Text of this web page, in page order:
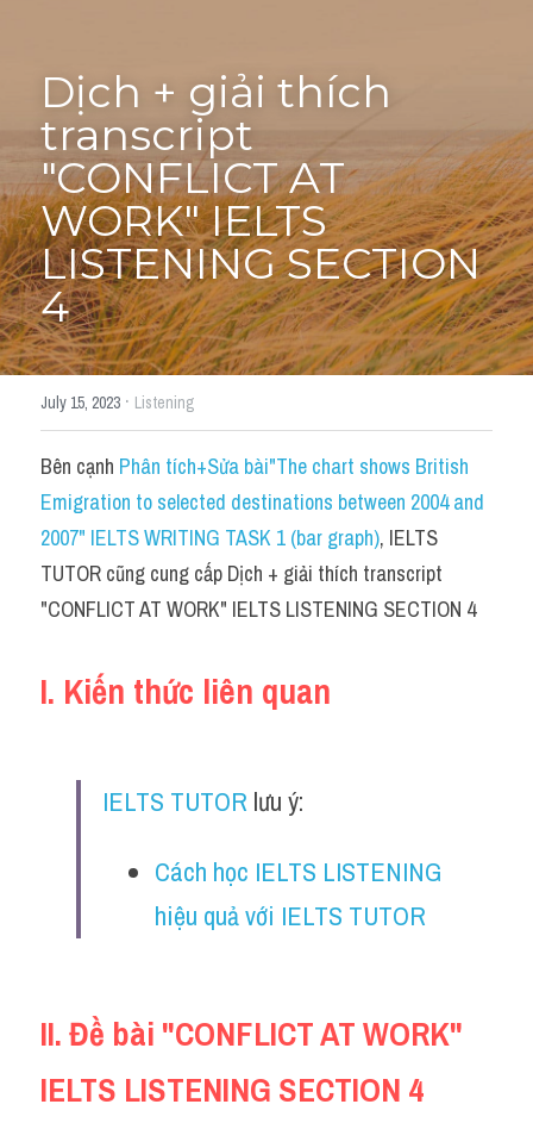
Pronunciation
Section 3
Section 4
Section 1
Social issues
Section 2
Map
Transcript
Cam
Series luyện nghe Tiếng Anh cùng IELTS T
Environment
Advice
IELTS Advice
Writing
Reading
HỌC THỬ
Dịch + giải thích
transcript
"CONFLICT AT
WORK" IELTS
LISTENING SECTION
4
July 15, 2023 · Listening
Bên cạnh Phân tích+Sửa bài"The chart shows British
Emigration to selected destinations between 2004 and
2007" IELTS WRITING TASK 1 (bar graph), IELTS
TUTOR cũng cung cấp Dịch + giải thích transcript
"CONFLICT AT WORK" IELTS LISTENING SECTION 4
I. Kiến thức liên quan
IELTS TUTOR lưu ý:
Cách học IELTS LISTENING
hiệu quả với IELTS TUTOR
II. Đề bài "CONFLICT AT WORK"
IELTS LISTENING SECTION 4